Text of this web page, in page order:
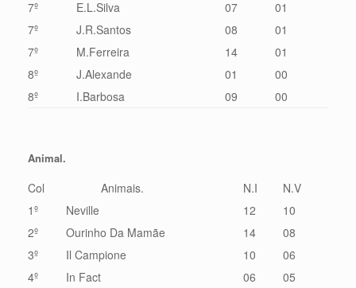
7º E.L.Silva 07
01
7º
J.R.Santos 08
01
7º
M.Ferreira 14
01
8º
J.Alexande 01
00
8º
I.Barbosa 09 00
Animal.
Col Animais. N.I
N.V
1º
Neville 12
10
2º
Ourinho Da Mamãe 14
08
3º
Il Campione 10
06
4º
In Fact 06
05